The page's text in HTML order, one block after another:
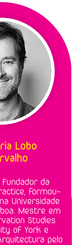
da
formou-
Universidade
Mestre em
Studies
of York e
pelo
Lobo